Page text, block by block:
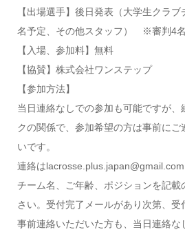
【出場選手】後日発表（大学生クラ
名予定、その他スタッフ） ※審判4
【入場、参加料】無料
【協賛】株式会社ワンステップ
【参加方法】
当日連絡なしでの参加も可能ですが、
クの関係で、参加希望の方は事前に
いです。
連絡は
チーム名、ご年齢、ポジションを記
さい。受付完了メールがあり次第、受
事前連絡いただいた方も、当日連絡な